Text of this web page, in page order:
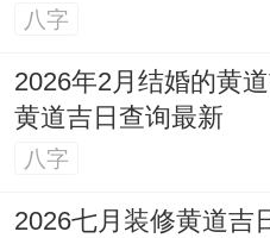
八字
2026年2月结婚的黄
黄道吉日查询最新
八字
2026七月装修黄道吉